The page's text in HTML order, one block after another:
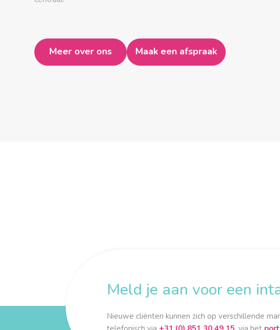
Meer over ons Maak een afspraak
Meld je aan voor een
Nieuwe cliënten kunnen zich op verschillende